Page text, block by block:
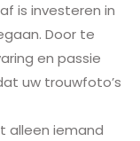
is investeren in
Door te
en passie
uw trouwfoto’s
alleen iemand